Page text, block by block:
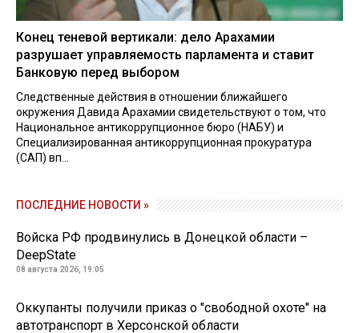
Конец теневой вертикали: дело Арахамии
разрушает управляемость парламента и ставит
Банковую перед выбором
Следственные действия в отношении ближайшего
окружения Давида Арахамии свидетельствуют о том, что
Национальное антикоррупционное бюро (НАБУ) и
Специализированная антикоррупционная прокуратура
(САП) вп...
ПОСЛЕДНИЕ НОВОСТИ »
Войска РФ продвинулись в Донецкой области –
DeepState
08 августа 2026, 19:05
Оккупанты получили приказ о "свободной охоте" на
автотранспорт в Херсонской области